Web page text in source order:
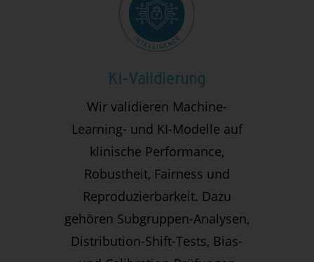
KI-Validierung
Wir validieren Machine-
Learning- und KI-Modelle auf
klinische Performance,
Robustheit, Fairness und
Reproduzierbarkeit. Dazu
gehören Subgruppen-Analysen,
Distribution-Shift-Tests, Bias-